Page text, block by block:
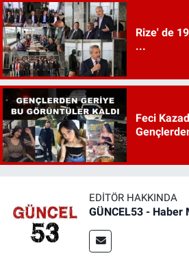
Rize' de
...
Feci
EDITÖR HAKKINDA
GÜNCEL53 - Haber